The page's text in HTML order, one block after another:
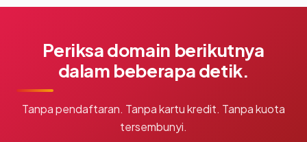
Periksa domain berikutnya
dalam beberapa detik.
Tanpa pendaftaran. Tanpa kartu kredit. Tanpa kuota
tersembunyi.